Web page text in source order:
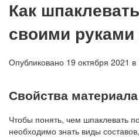
Как
своими руками
Опубликовано 19 октября 2021 в
Свойства материала
Чтобы понять, чем шпаклевать
необходимо знать виды